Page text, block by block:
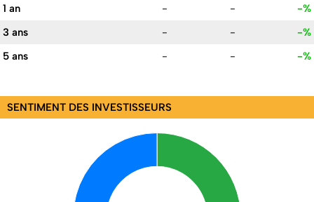
1 an
- -
-%
3 ans
- -
-%
5 ans
- - -%
SENTIMENT DES INVESTISSEURS